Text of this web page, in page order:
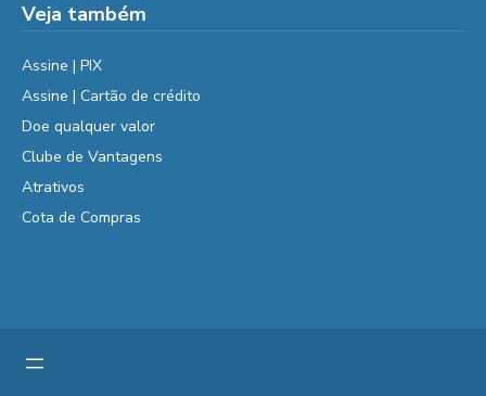
Veja também
Assine | PIX
Assine | Cartão de crédito
Doe qualquer valor
Clube de Vantagens
Atrativos
Cota de Compras